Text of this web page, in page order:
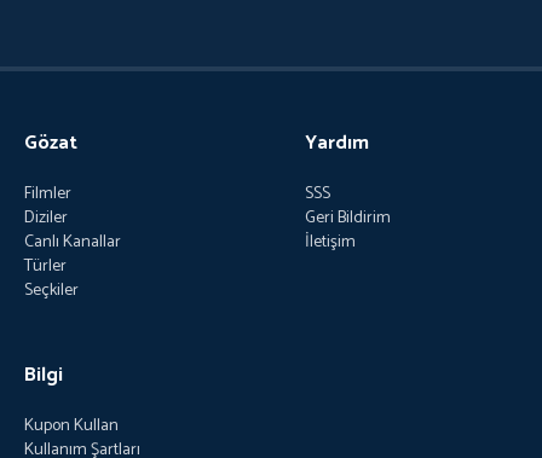
Gözat
Filmler
Diziler
Canlı Kanallar
Türler
Seçkiler
Yardım
SSS
Geri Bildirim
İletişim
Bilgi
Kupon Kullan
Kullanım Şartları